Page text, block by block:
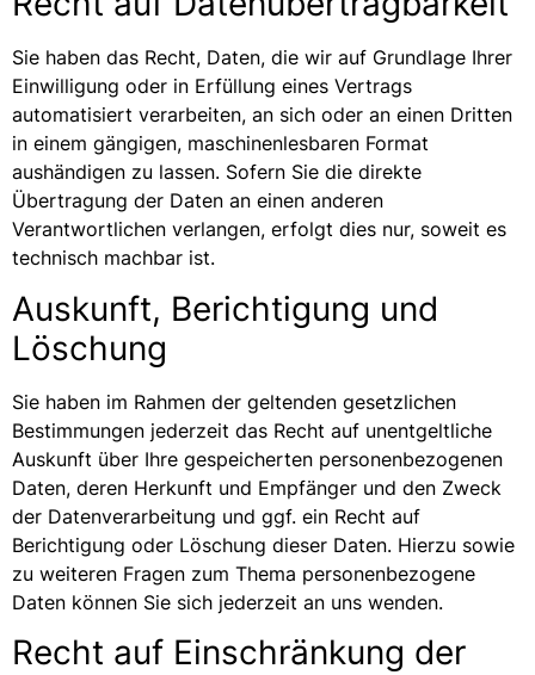
Sie haben das Recht, Daten, die wir auf Grundlage Ihrer
Einwilligung oder in Erfüllung eines Vertrags
automatisiert verarbeiten, an sich oder an einen Dritten
in einem gängigen, maschinenlesbaren Format
aushändigen zu lassen. Sofern Sie die direkte
Übertragung der Daten an einen anderen
Verantwortlichen verlangen, erfolgt dies nur, soweit es
technisch machbar ist.
Auskunft, Berichtigung und
Löschung
Sie haben im Rahmen der geltenden gesetzlichen
Bestimmungen jederzeit das Recht auf unentgeltliche
Auskunft über Ihre gespeicherten personenbezogenen
Daten, deren Herkunft und Empfänger und den Zweck
der Datenverarbeitung und ggf. ein Recht auf
Berichtigung oder Löschung dieser Daten. Hierzu sowie
zu weiteren Fragen zum Thema personenbezogene
Daten können Sie sich jederzeit an uns wenden.
Recht auf Einschränkung der